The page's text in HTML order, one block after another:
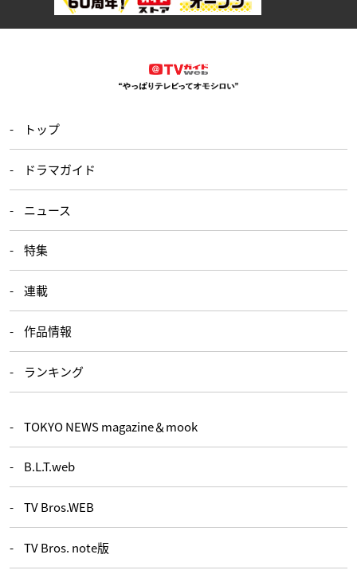
トップ
ドラマガイド
ニュース
特集
連載
作品情報
ランキング
TOKYO NEWS magazine＆mook
B.L.T.web
TV Bros.WEB
TV Bros. note版